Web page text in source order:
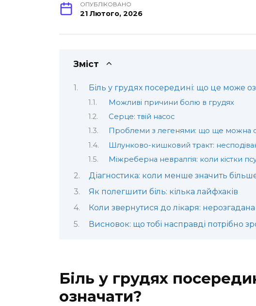
ОПУБЛІКОВАНО
21 Лютого, 2026
Зміст
Біль у грудях посередині: що це може
Можливі причини болю в грудях
Серце: твій насос
Проблеми з легенями: що ще можна
Шлунково-кишковий тракт:
Міжреберна невралгія: коли кістки
Діагностика: коли менше значить
Як полегшити біль: кілька лайфхаків
Коли звернутися до лікаря:
Висновок: що тобі насправді потрібно
Біль у грудях
означати?